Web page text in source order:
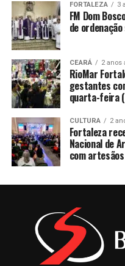
FORTALEZA 3
FM Dom
de
CEARÁ 2 anos
RioMar
gestantes
quarta-feira
CULTURA 2
Fortaleza
Nacional de
com